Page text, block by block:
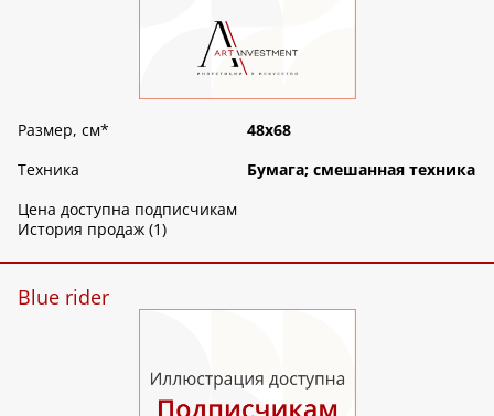
Размер, см*
48х68
Техника
Бумага; смешанная техника
Цена доступна подписчикам
История продаж (1)
Blue rider